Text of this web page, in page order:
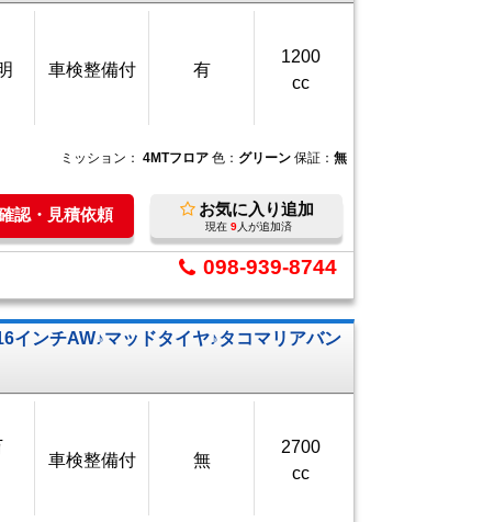
車検整備付 有
1200
cc
ミッション： 4MTフロア 色： グリーン 保証： 無
認・見積依頼 お気に入り追加
現在 9人が追加済
098-939-8744
インチAW♪マッドタイヤ♪タコマリアバン
車検整備付 無
2700
cc